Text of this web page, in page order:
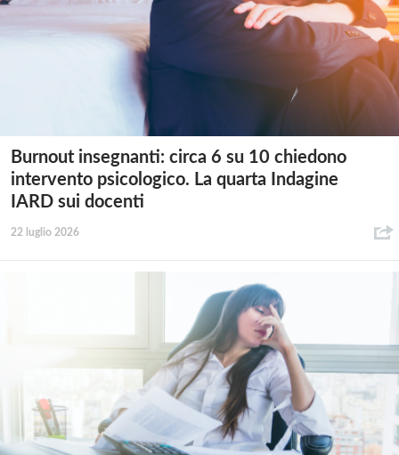
Burnout insegnanti: circa 6 su 10 chiedono
intervento psicologico. La quarta Indagine
IARD sui docenti
22 luglio 2026